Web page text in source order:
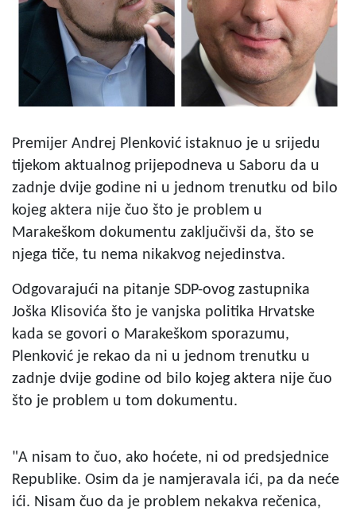
Premijer Andrej Plenković istaknuo je u srijedu
tijekom aktualnog prijepodneva u Saboru da u
zadnje dvije godine ni u jednom trenutku od bilo
kojeg aktera nije čuo što je problem u
Marakeškom dokumentu zaključivši da, što se
njega tiče, tu nema nikakvog nejedinstva.
Odgovarajući na pitanje SDP-ovog zastupnika
Joška Klisovića što je vanjska politika Hrvatske
kada se govori o Marakeškom sporazumu,
Plenković je rekao da ni u jednom trenutku u
zadnje dvije godine od bilo kojeg aktera nije čuo
što je problem u tom dokumentu.
"A nisam to čuo, ako hoćete, ni od predsjednice
Republike. Osim da je namjeravala ići, pa da neće
ići. Nisam čuo da je problem nekakva rečenica,